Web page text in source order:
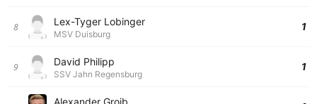
8 Lex-Tyger Lobinger
MSV Duisburg
1
9 David Philipp
SSV Jahn Regensburg
1
Alexander Groib